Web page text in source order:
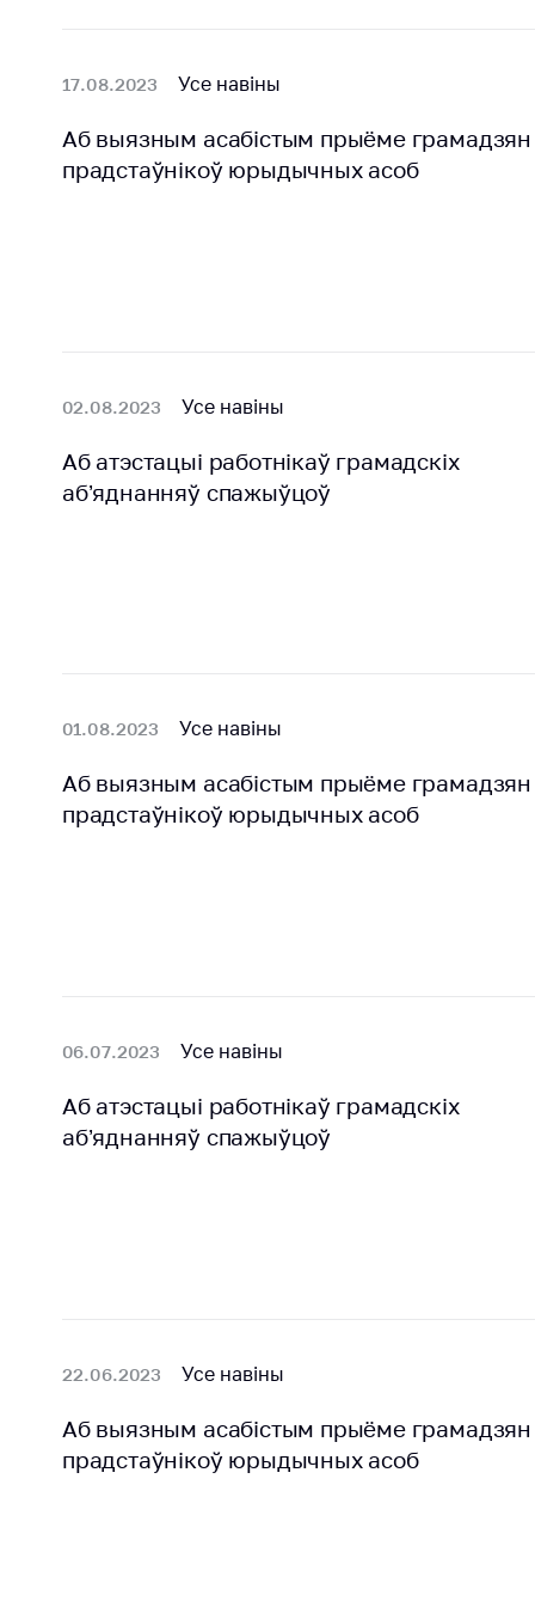
17.08.2023 Усе навіны
Аб выязным асабістым прыёме грамадзян
прадстаўнікоў юрыдычных асоб
02.08.2023 Усе навіны
Аб атэстацыi работнiкаў грамадскiх
аб’яднанняў спажыўцоў
01.08.2023 Усе навіны
Аб выязным асабістым прыёме грамадзян
прадстаўнікоў юрыдычных асоб
06.07.2023 Усе навіны
Аб атэстацыi работнiкаў грамадскiх
аб’яднанняў спажыўцоў
22.06.2023 Усе навіны
Аб выязным асабістым прыёме грамадзян
прадстаўнікоў юрыдычных асоб